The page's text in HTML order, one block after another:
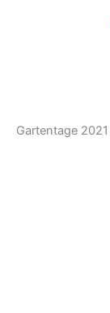
Gartentage 2021